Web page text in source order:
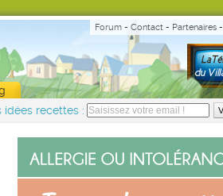
Forum - Contact - Partenaires -
idées recettes :